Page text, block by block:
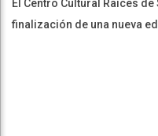
El Centro Cultural Raíces
finalización de una nueva